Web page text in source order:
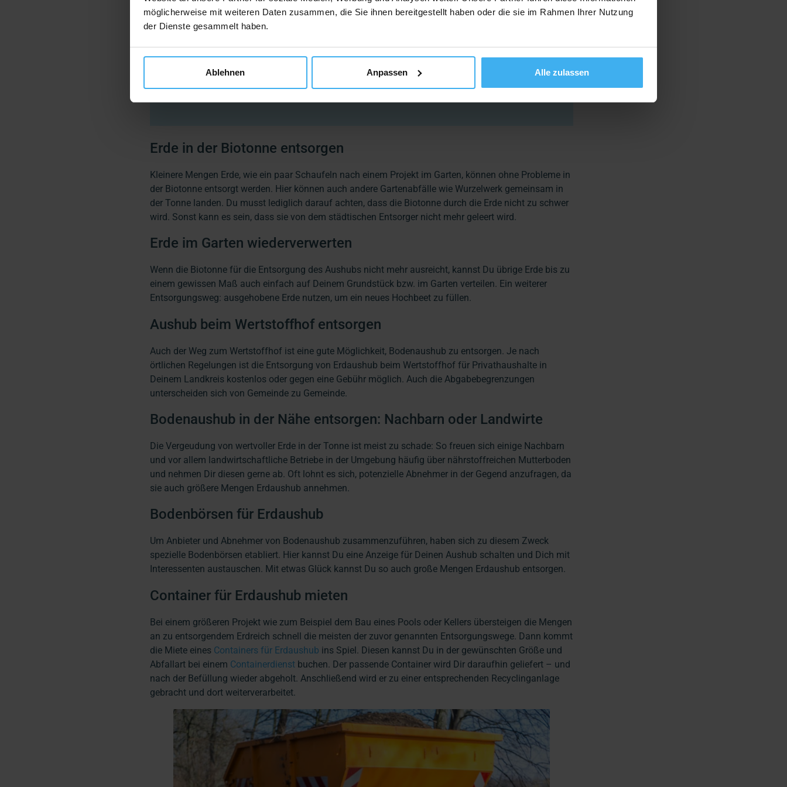
möglicherweise mit weiteren Daten zusammen, die Sie ihnen bereitgestellt haben oder die sie im Rahmen Ihrer Nutzung
der Dienste gesammelt haben.
Ablehnen Anpassen Alle zulassen
mit der entsprechenden Abfallnummer AVV 17 05 04. Aushub, der gefährliche Stoffe enthält,
gehört wiederum zur AVV 17 05 03.
Erde in der Biotonne entsorgen
Kleinere Mengen Erde, wie ein paar Schaufeln nach einem Projekt im Garten, können ohne Probleme in
der Biotonne entsorgt werden. Hier können auch andere Gartenabfälle wie Wurzelwerk gemeinsam in
der Tonne landen. Du musst lediglich darauf achten, dass die Biotonne durch die Erde nicht zu schwer
wird. Sonst kann es sein, dass sie von dem städtischen Entsorger nicht mehr geleert wird.
Erde im Garten wiederverwerten
Wenn die Biotonne für die Entsorgung des Aushubs nicht mehr ausreicht, kannst Du übrige Erde bis zu
einem gewissen Maß auch einfach auf Deinem Grundstück bzw. im Garten verteilen. Ein weiterer
Entsorgungsweg: ausgehobene Erde nutzen, um ein neues Hochbeet zu füllen.
Aushub beim Wertstoffhof entsorgen
Auch der Weg zum Wertstoffhof ist eine gute Möglichkeit, Bodenaushub zu entsorgen. Je nach
örtlichen Regelungen ist die Entsorgung von Erdaushub beim Wertstoffhof für Privathaushalte in
Deinem Landkreis kostenlos oder gegen eine Gebühr möglich. Auch die Abgabebegrenzungen
unterscheiden sich von Gemeinde zu Gemeinde.
Bodenaushub in der Nähe entsorgen: Nachbarn oder Landwirte
Die Vergeudung von wertvoller Erde in der Tonne ist meist zu schade: So freuen sich einige Nachbarn
und vor allem landwirtschaftliche Betriebe in der Umgebung häufig über nährstoffreichen Mutterboden
und nehmen Dir diesen gerne ab. Oft lohnt es sich, potenzielle Abnehmer in der Gegend anzufragen, da
sie auch größere Mengen Erdaushub annehmen.
Bodenbörsen für Erdaushub
Um Anbieter und Abnehmer von Bodenaushub zusammenzuführen, haben sich zu diesem Zweck
spezielle Bodenbörsen etabliert. Hier kannst Du eine Anzeige für Deinen Aushub schalten und Dich mit
Interessenten austauschen. Mit etwas Glück kannst Du so auch große Mengen Erdaushub entsorgen.
Container für Erdaushub mieten
Bei einem größeren Projekt wie zum Beispiel dem Bau eines Pools oder Kellers übersteigen die Mengen
an zu entsorgendem Erdreich schnell die meisten der zuvor genannten Entsorgungswege. Dann kommt
die Miete eines Containers für Erdaushub ins Spiel. Diesen kannst Du in der gewünschten Größe und
Abfallart bei einem Containerdienst buchen. Der passende Container wird Dir daraufhin geliefert – und
nach der Befüllung wieder abgeholt. Anschließend wird er zu einer entsprechenden Recyclinganlage
gebracht und dort weiterverarbeitet.